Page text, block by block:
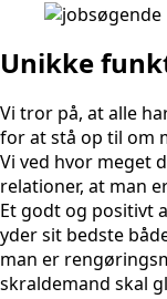
Unikke
Vi tror på, at alle
for at stå op til om
Vi ved hvor meget
relationer, at man
Et godt og positivt
yder sit bedste
man er
skraldemand skal